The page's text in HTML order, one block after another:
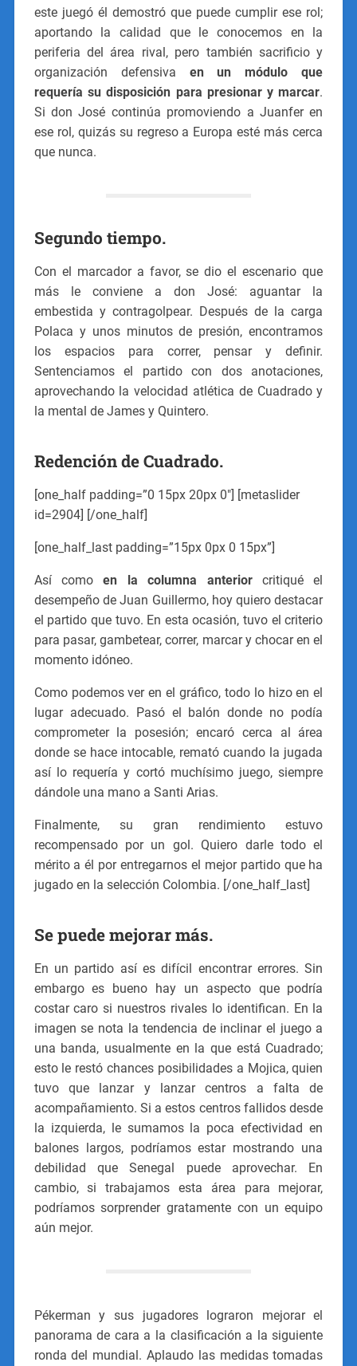
este juegó él demostró que puede cumplir ese rol;
aportando la calidad que le conocemos en la
periferia del área rival, pero también sacrificio y
organización defensiva en un módulo que
requería su disposición para presionar y marcar.
Si don José continúa promoviendo a Juanfer en
ese rol, quizás su regreso a Europa esté más cerca
que nunca.
Segundo tiempo.
Con el marcador a favor, se dio el escenario que
más le conviene a don José: aguantar la
embestida y contragolpear. Después de la carga
Polaca y unos minutos de presión, encontramos
los espacios para correr, pensar y definir.
Sentenciamos el partido con dos anotaciones,
aprovechando la velocidad atlética de Cuadrado y
la mental de James y Quintero.
Redención de Cuadrado.
[one_half padding=”0 15px 20px 0″] [metaslider
id=2904] [/one_half]
[one_half_last padding=”15px 0px 0 15px”]
Así comoen la columna anterior critiqué el
desempeño de Juan Guillermo, hoy quiero destacar
el partido que tuvo. En esta ocasión, tuvo el criterio
para pasar, gambetear, correr, marcar y chocar en el
momento idóneo.
Como podemos ver en el gráfico, todo lo hizo en el
lugar adecuado. Pasó el balón donde no podía
comprometer la posesión; encaró cerca al área
donde se hace intocable, remató cuando la jugada
así lo requería y cortó muchísimo juego, siempre
dándole una mano a Santi Arias.
Finalmente, su gran rendimiento estuvo
recompensado por un gol. Quiero darle todo el
mérito a él por entregarnos el mejor partido que ha
jugado en la selección Colombia. [/one_half_last]
Se puede mejorar más.
En un partido así es difícil encontrar errores. Sin
embargo es bueno hay un aspecto que podría
costar caro si nuestros rivales lo identifican. En la
imagen se nota la tendencia de inclinar el juego a
una banda, usualmente en la que está Cuadrado;
esto le restó chances posibilidades a Mojica, quien
tuvo que lanzar y lanzar centros a falta de
acompañamiento. Si a estos centros fallidos desde
la izquierda, le sumamos la poca efectividad en
balones largos, podríamos estar mostrando una
debilidad que Senegal puede aprovechar. En
cambio, si trabajamos esta área para mejorar,
podríamos sorprender gratamente con un equipo
aún mejor.
Pékerman y sus jugadores lograron mejorar el
panorama de cara a la clasificación a la siguiente
ronda del mundial. Aplaudo las medidas tomadas